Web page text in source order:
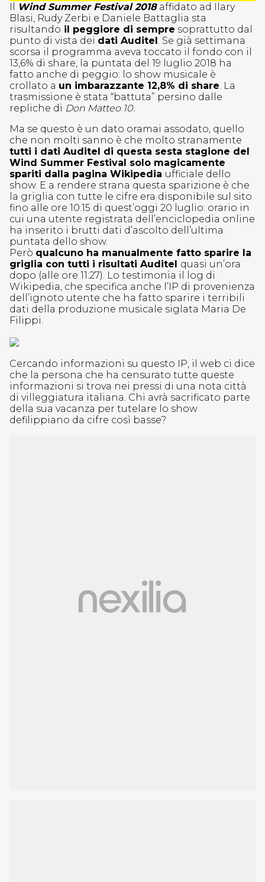
Il Wind Summer Festival 2018affidato ad Ilary
Blasi, Rudy Zerbi e Daniele Battaglia sta
risultando il peggiore di sempre soprattutto dal
punto di vista dei dati Auditel . Se già settimana
scorsa il programma aveva toccato il fondo con il
13,6% di share, la puntata del 19 luglio 2018 ha
fatto anche di peggio: lo show musicale è
crollato a un imbarazzante 12,8% di share . La
trasmissione è stata “battuta” persino dalle
repliche di Don Matteo 10.
Ma se questo è un dato oramai assodato, quello
che non molti sanno è che molto stranamente
tutti i dati Auditel di questa sesta stagione del
Wind Summer Festival solo magicamente
spariti dalla pagina Wikipedia ufficiale dello
show. E a rendere strana questa sparizione è che
la griglia con tutte le cifre era disponibile sul sito
fino alle ore 10:15 di quest’oggi 20 luglio: orario in
cui una utente registrata dell’enciclopedia online
ha inserito i brutti dati d’ascolto dell’ultima
puntata dello show.
Però qualcuno ha manualmente fatto sparire la
griglia con tutti i risultati Auditel quasi un’ora
dopo (alle ore 11:27). Lo testimonia il log di
Wikipedia, che specifica anche l’IP di provenienza
dell’ignoto utente che ha fatto sparire i terribili
dati della produzione musicale siglata Maria De
Filippi.
Cercando informazioni su questo IP, il web ci dice
che la persona che ha censurato tutte queste
informazioni si trova nei pressi di una nota città
di villeggiatura italiana. Chi avrà sacrificato parte
della sua vacanza per tutelare lo show
defilippiano da cifre così basse?